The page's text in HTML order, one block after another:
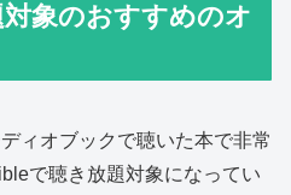
象のおすすめのオ
ィオブックで聴いた本で非常
で聴き放題対象になってい